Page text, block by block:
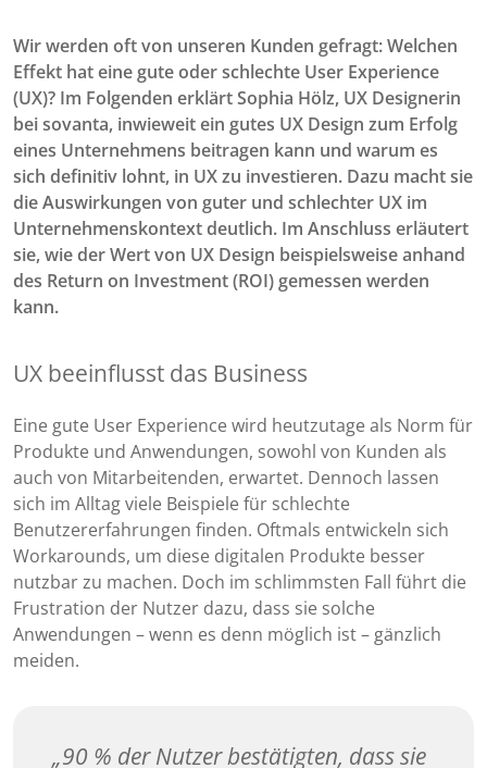
Wir werden oft von unseren Kunden gefragt: Welchen
Effekt hat eine gute oder schlechte User Experience
(UX)? Im Folgenden erklärt Sophia Hölz, UX Designerin
bei sovanta, inwieweit ein gutes UX Design zum Erfolg
eines Unternehmens beitragen kann und warum es
sich definitiv lohnt, in UX zu investieren. Dazu macht sie
die Auswirkungen von guter und schlechter UX im
Unternehmenskontext deutlich. Im Anschluss erläutert
sie, wie der Wert von UX Design beispielsweise anhand
des Return on Investment (ROI) gemessen werden
kann.
UX beeinflusst das Business
Eine gute User Experience wird heutzutage als Norm für
Produkte und Anwendungen, sowohl von Kunden als
auch von Mitarbeitenden, erwartet. Dennoch lassen
sich im Alltag viele Beispiele für schlechte
Benutzererfahrungen finden. Oftmals entwickeln sich
Workarounds, um diese digitalen Produkte besser
nutzbar zu machen. Doch im schlimmsten Fall führt die
Frustration der Nutzer dazu, dass sie solche
Anwendungen – wenn es denn möglich ist – gänzlich
meiden.
90 % der Nutzer bestätigten, dass sie